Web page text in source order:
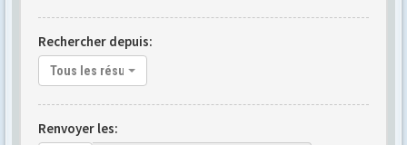
Rechercher depuis:
Tous les résultats
Renvoyer les: